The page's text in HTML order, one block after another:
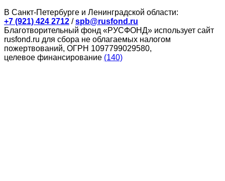
В Санкт-Петербурге и Ленинградской области:
+7 (921) 424 2712 /spb@rusfond.ru
Благотворительный фонд «РУСФОНД» использует сайт
rusfond.ru для сбора не облагаемых налогом
пожертвований, ОГРН 1097799029580,
целевое финансирование (140)